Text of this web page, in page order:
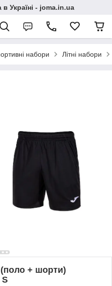
Україні - joma.in.ua
набори Літні набори
+ шорти)
S